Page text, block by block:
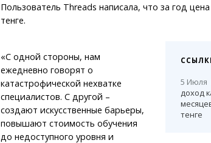
Пользователь Threads написала, что за год
тенге.
5 Июля
доход
тенге
«С одной стороны, нам
ежедневно говорят о
катастрофической нехватке
специалистов. С другой –
создают искусственные барьеры,
повышают стоимость обучения
до недоступного уровня и